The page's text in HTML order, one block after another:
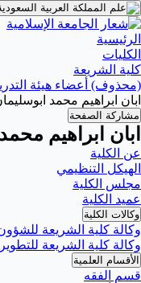
الرئيسية
الكليات
كلية الشريعة
(محذوف) أعضاء هيئة
ابان ابراهيم محمد
مشاركة الصفحة
ابان ابراهيم
عن الكلية
الهيكل التنظيمي
مجلس الكلية
عميد الكلية
وكالات الكلية
وكالة كلية الشريعة للشؤون
وكالة كلية الشريعة
الأقسام العلمية
قسم الفقه